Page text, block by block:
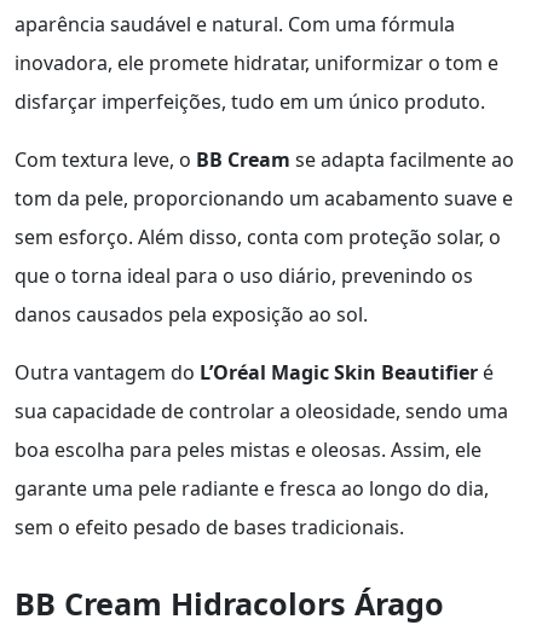
aparência saudável e natural. Com uma fórmula
inovadora, ele promete hidratar, uniformizar o tom e
disfarçar imperfeições, tudo em um único produto.
Com textura leve, o BB Cream se adapta facilmente ao
tom da pele, proporcionando um acabamento suave e
sem esforço. Além disso, conta com proteção solar, o
que o torna ideal para o uso diário, prevenindo os
danos causados pela exposição ao sol.
Outra vantagem do L’Oréal Magic Skin Beautifier é
sua capacidade de controlar a oleosidade, sendo uma
boa escolha para peles mistas e oleosas. Assim, ele
garante uma pele radiante e fresca ao longo do dia,
sem o efeito pesado de bases tradicionais.
BB Cream Hidracolors Árago